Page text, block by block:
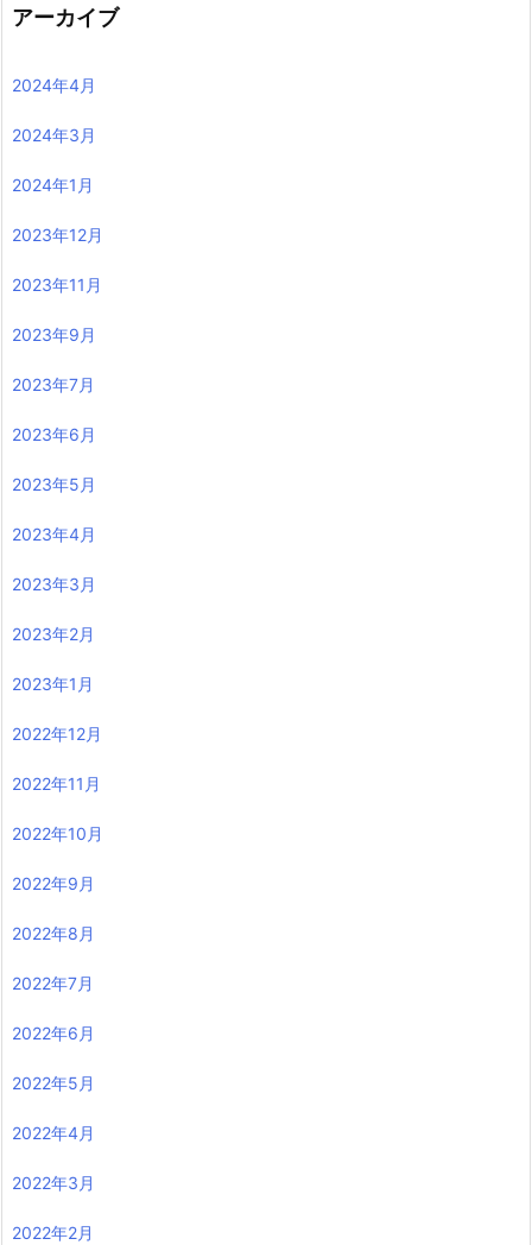
アーカイブ
2024年4月
2024年3月
2024年1月
2023年12月
2023年11月
2023年9月
2023年7月
2023年6月
2023年5月
2023年4月
2023年3月
2023年2月
2023年1月
2022年12月
2022年11月
2022年10月
2022年9月
2022年8月
2022年7月
2022年6月
2022年5月
2022年4月
2022年3月
2022年2月